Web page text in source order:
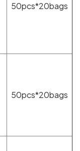
50pcs*20bags
50pcs*20bags